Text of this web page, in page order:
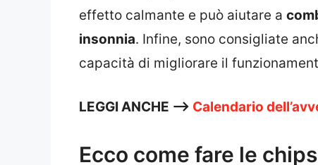
effetto calmante e può aiutare a
insonnia. Infine, sono consigliate
capacità di migliorare il
LEGGI ANCHE —> Calendario
Ecco come fare le